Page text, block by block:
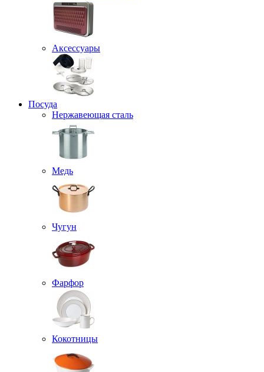
Аксессуары
Посуда
Нержавеющая сталь
Медь
Чугун
Фарфор
Кокотницы